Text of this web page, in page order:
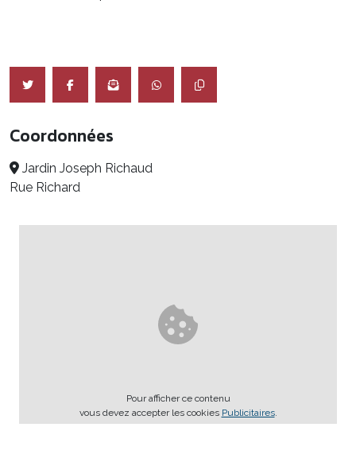
Coordonnées
Jardin Joseph Richaud
Rue Richard
Pour afficher ce contenu
vous devez accepter les cookies Publicitaires.